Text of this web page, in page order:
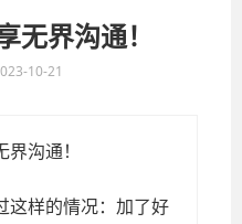
无界沟通！
10-21